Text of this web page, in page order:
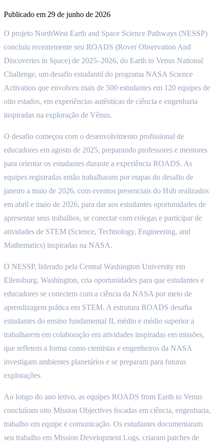
Publicado em 29 de junho de 2026
O projeto NorthWest Earth and Space Science Pathways (NESSP)
concluiu recentemente seu ROADS (Rover Observation And
Discoveries in Space) de 2025–2026, do Earth to Venus National
Challenge, um desafio estudantil do programa NASA Science
Activation que envolveu mais de 500 estudantes em 120 equipes de
oito estados, em experiências autênticas de ciência e engenharia
inspiradas na exploração de Vênus.
O desafio começou com o desenvolvimento profissional de
educadores em agosto de 2025, preparando professores e mentores
para orientar os estudantes durante a experiência ROADS. As
equipes registradas então trabalharam por etapas do desafio de
janeiro a maio de 2026, com eventos presenciais do Hub realizados
em abril e maio de 2026, para dar aos estudantes oportunidades de
apresentar seus trabalhos, se conectar com colegas e participar de
atividades de STEM (Science, Technology, Engineering, and
Mathematics) inspiradas na NASA.
O NESSP, liderado pela Central Washington University em
Ellensburg, Washington, cria oportunidades para que estudantes e
educadores se conectem com a ciência da NASA por meio de
aprendizagem prática em STEM. A estrutura ROADS desafia
estudantes do ensino fundamental II, médio e médio superior a
trabalharem em colaboração em atividades inspiradas em missões,
que refletem a forma como cientistas e engenheiros da NASA
investigam ambientes planetários e se preparam para futuras
explorações.
Ao longo do ano letivo, as equipes ROADS from Earth to Venus
concluíram oito Mission Objectives focadas em ciência, engenharia,
trabalho em equipe e comunicação. Os estudantes documentaram
seu trabalho em Mission Development Logs, criaram patches de